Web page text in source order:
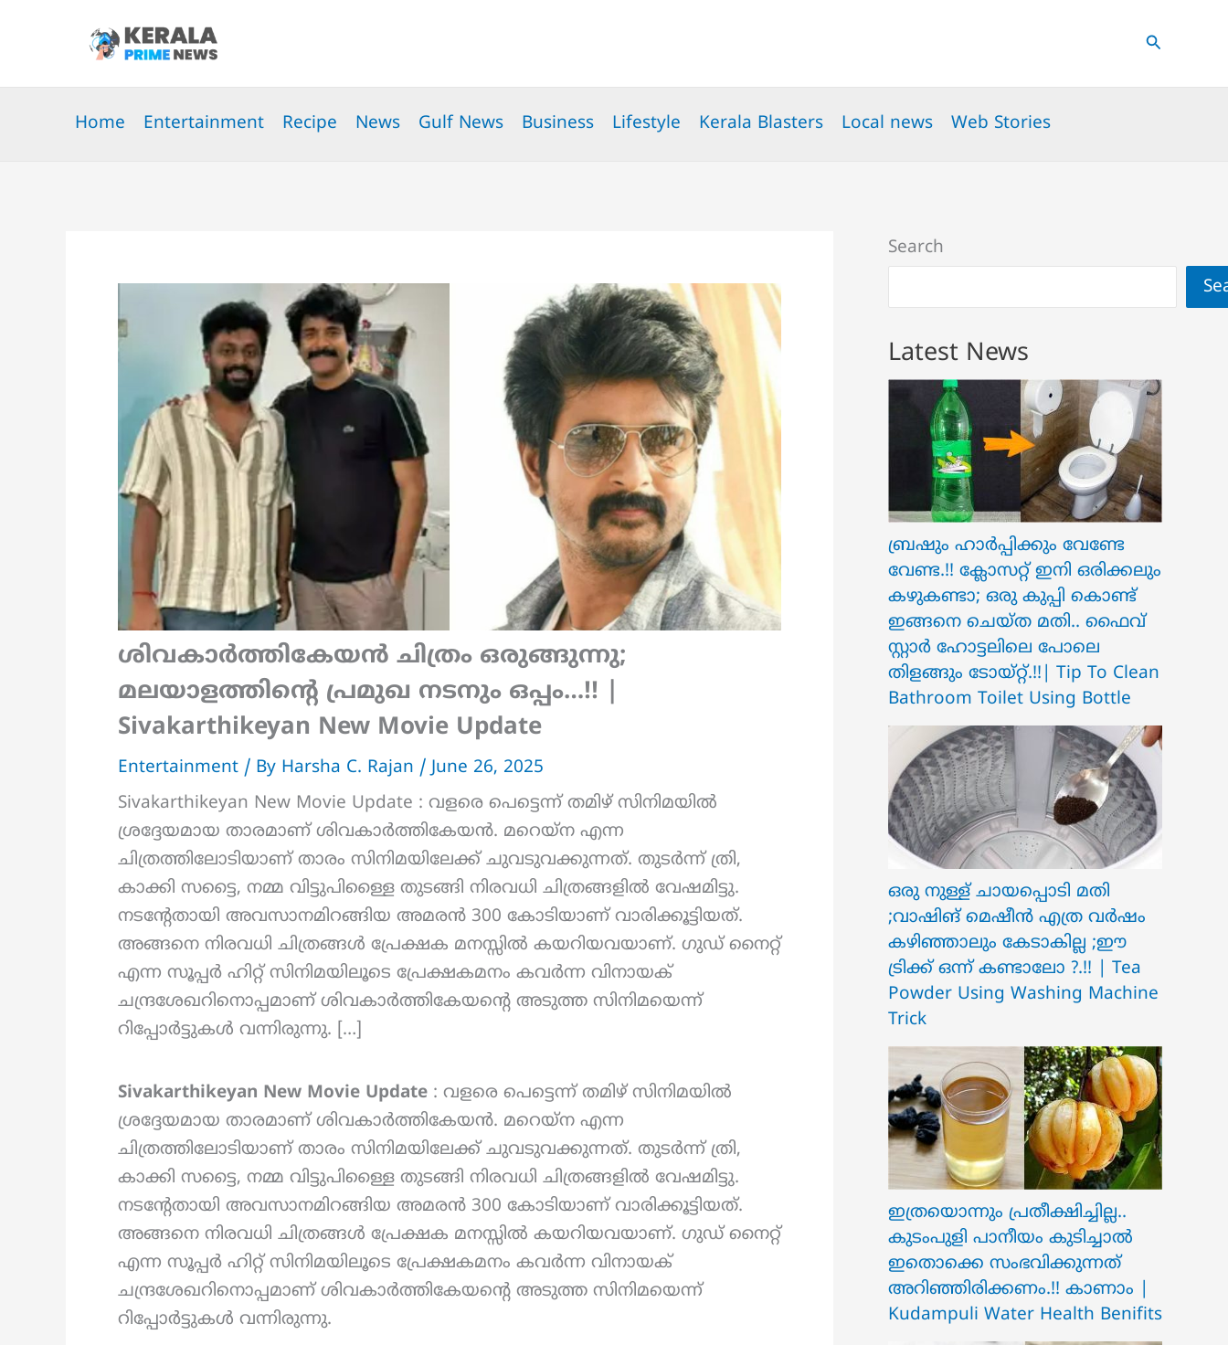
Search
Home Entertainment Recipe News Gulf News Business Lifestyle Kerala Blasters Local news Web Stories
ശിവകാർത്തികേയൻ ചിത്രം ഒരുങ്ങുന്നു;
മലയാളത്തിന്റെ പ്രമുഖ നടനും ഒപ്പം…!! |
Sivakarthikeyan New Movie Update
Entertainment / By Harsha C. Rajan / June 26, 2025
Sivakarthikeyan New Movie Update : വളരെ പെട്ടെന്ന് തമിഴ് സിനിമയിൽ
ശ്രദ്ദേയമായ താരമാണ് ശിവകാർത്തികേയൻ. മറെയ്‌ന എന്ന
ചിത്രത്തിലോടിയാണ് താരം സിനിമയിലേക്ക് ചുവടുവക്കുന്നത്. തുടർന്ന് ത്രി,
കാക്കി സട്ടൈ, നമ്മ വിട്ടുപിള്ളൈ തുടങ്ങി നിരവധി ചിത്രങ്ങളിൽ വേഷമിട്ടു.
നടന്റേതായി അവസാനമിറങ്ങിയ അമരൻ 300 കോടിയാണ് വാരിക്കൂട്ടിയത്.
അങ്ങനെ നിരവധി ചിത്രങ്ങൾ പ്രേക്ഷക മനസ്സിൽ കയറിയവയാണ്. ഗുഡ് നൈറ്റ്
എന്ന സൂപ്പർ ഹിറ്റ് സിനിമയിലൂടെ പ്രേക്ഷകമനം കവർന്ന വിനായക്
ചന്ദ്രശേഖറിനൊപ്പമാണ് ശിവകാർത്തികേയന്റെ അടുത്ത സിനിമയെന്ന്
റിപ്പോർട്ടുകൾ വന്നിരുന്നു. […]
Sivakarthikeyan New Movie Update : വളരെ പെട്ടെന്ന് തമിഴ് സിനിമയിൽ
ശ്രദ്ദേയമായ താരമാണ് ശിവകാർത്തികേയൻ. മറെയ്‌ന എന്ന
ചിത്രത്തിലോടിയാണ് താരം സിനിമയിലേക്ക് ചുവടുവക്കുന്നത്. തുടർന്ന് ത്രി,
കാക്കി സട്ടൈ, നമ്മ വിട്ടുപിള്ളൈ തുടങ്ങി നിരവധി ചിത്രങ്ങളിൽ വേഷമിട്ടു.
നടന്റേതായി അവസാനമിറങ്ങിയ അമരൻ 300 കോടിയാണ് വാരിക്കൂട്ടിയത്.
അങ്ങനെ നിരവധി ചിത്രങ്ങൾ പ്രേക്ഷക മനസ്സിൽ കയറിയവയാണ്. ഗുഡ് നൈറ്റ്
എന്ന സൂപ്പർ ഹിറ്റ് സിനിമയിലൂടെ പ്രേക്ഷകമനം കവർന്ന വിനായക്
ചന്ദ്രശേഖറിനൊപ്പമാണ് ശിവകാർത്തികേയന്റെ അടുത്ത സിനിമയെന്ന്
റിപ്പോർട്ടുകൾ വന്നിരുന്നു.
Search
Latest News
ബ്രഷും ഹാർപ്പിക്കും വേണ്ടേ
വേണ്ട.!! ക്ലോസറ്റ് ഇനി ഒരിക്കലും
കഴുകണ്ടാ; ഒരു കുപ്പി കൊണ്ട്
ഇങ്ങനെ ചെയ്ത മതി.. ഫൈവ്
സ്റ്റാർ ഹോട്ടലിലെ പോലെ
തിളങ്ങും ടോയ്റ്റ്.!!| Tip To Clean
Bathroom Toilet Using Bottle
ഒരു നുള്ള് ചായപ്പൊടി മതി
;വാഷിങ് മെഷീൻ എത്ര വർഷം
കഴിഞ്ഞാലും കേടാകില്ല ;ഈ
ട്രിക്ക് ഒന്ന് കണ്ടാലോ ?.!! | Tea
Powder Using Washing Machine
Trick
ഇത്രയൊന്നും പ്രതീക്ഷിച്ചില്ല..
ക‍ു‌ടംപുളി പാനീയം കുടിച്ചാൽ
ഇതൊക്കെ സംഭവിക്കുന്നത്
അറിഞ്ഞിരിക്കണം.!! കാണാം |
Kudampuli Water Health Benifits